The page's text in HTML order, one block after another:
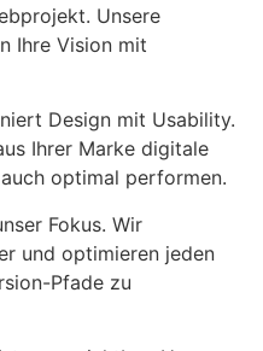
Unsere
Ihre Vision mit
Design mit Usability.
Ihrer Marke digitale
optimal performen.
Fokus. Wir
und optimieren jeden
Pfade zu